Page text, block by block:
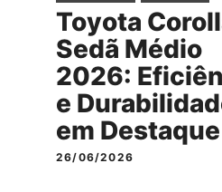
Toyota
Sedã Médio
2026:
e
em Destaque
26/06/2026